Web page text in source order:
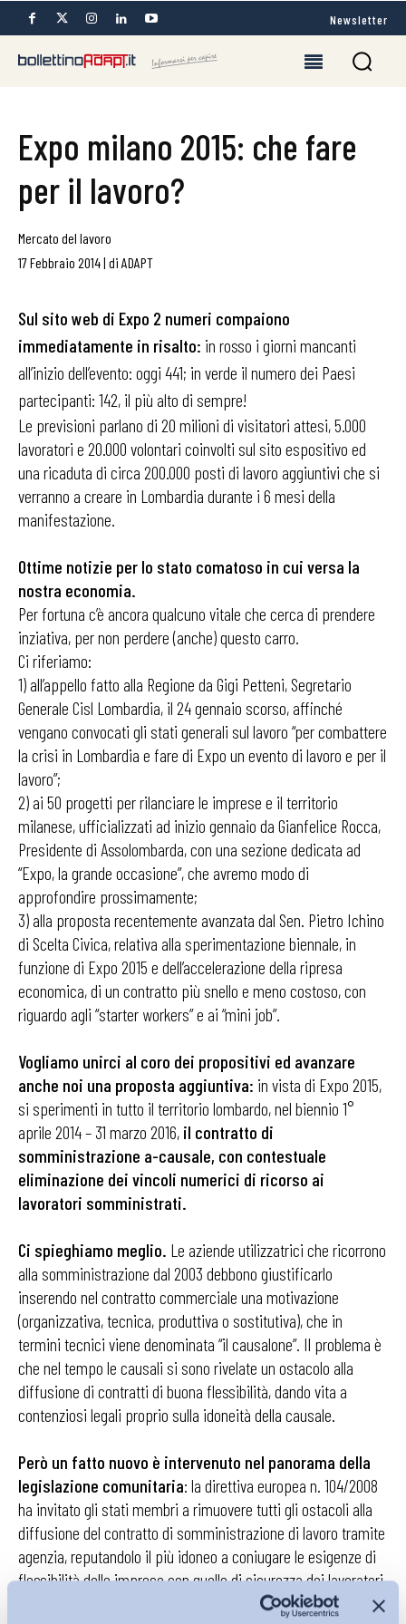
Newsletter
Expo milano 2015: che fare
per il lavoro?
Mercato del lavoro
17 Febbraio 2014| di ADAPT
Sul sito web di Expo 2 numeri compaiono
immediatamente in risalto: in rosso i giorni mancanti
all’inizio dell’evento: oggi 441; in verde il numero dei Paesi
partecipanti: 142, il più alto di sempre!
Le previsioni parlano di 20 milioni di visitatori attesi, 5.000
lavoratori e 20.000 volontari coinvolti sul sito espositivo ed
una ricaduta di circa 200.000 posti di lavoro aggiuntivi che si
verranno a creare in Lombardia durante i 6 mesi della
manifestazione.
Ottime notizie per lo stato comatoso in cui versa la
nostra economia.
Per fortuna c’è ancora qualcuno vitale che cerca di prendere
inziativa, per non perdere (anche) questo carro.
Ci riferiamo:
1) all’appello fatto alla Regione da Gigi Petteni, Segretario
Generale Cisl Lombardia, il 24 gennaio scorso, affinché
vengano convocati gli stati generali sul lavoro “per combattere
la crisi in Lombardia e fare di Expo un evento di lavoro e per il
lavoro”;
2) ai 50 progetti per rilanciare le imprese e il territorio
milanese, ufficializzati ad inizio gennaio da Gianfelice Rocca,
Presidente di Assolombarda, con una sezione dedicata ad
“Expo, la grande occasione”, che avremo modo di
approfondire prossimamente;
3) alla proposta recentemente avanzata dal Sen. Pietro Ichino
di Scelta Civica, relativa alla sperimentazione biennale, in
funzione di Expo 2015 e dell’accelerazione della ripresa
economica, di un contratto più snello e meno costoso, con
riguardo agli “starter workers” e ai “mini job”.
Vogliamo unirci al coro dei propositivi ed avanzare
anche noi una proposta aggiuntiva: in vista di Expo 2015,
si sperimenti in tutto il territorio lombardo, nel biennio 1°
aprile 2014 – 31 marzo 2016, il contratto di
somministrazione a-causale, con contestuale
eliminazione dei vincoli numerici di ricorso ai
lavoratori somministrati.
Ci spieghiamo meglio. Le aziende utilizzatrici che ricorrono
alla somministrazione dal 2003 debbono giustificarlo
inserendo nel contratto commerciale una motivazione
(organizzativa, tecnica, produttiva o sostitutiva), che in
termini tecnici viene denominata “il causalone”. Il problema è
che nel tempo le causali si sono rivelate un ostacolo alla
diffusione di contratti di buona flessibilità, dando vita a
contenziosi legali proprio sulla idoneità della causale.
Però un fatto nuovo è intervenuto nel panorama della
legislazione comunitaria: la direttiva europea n. 104/2008
ha invitato gli stati membri a rimuovere tutti gli ostacoli alla
diffusione del contratto di somministrazione di lavoro tramite
agenzia, reputandolo il più idoneo a coniugare le esigenze di
flessibilità delle imprese con quelle di sicurezza dei lavoratori.